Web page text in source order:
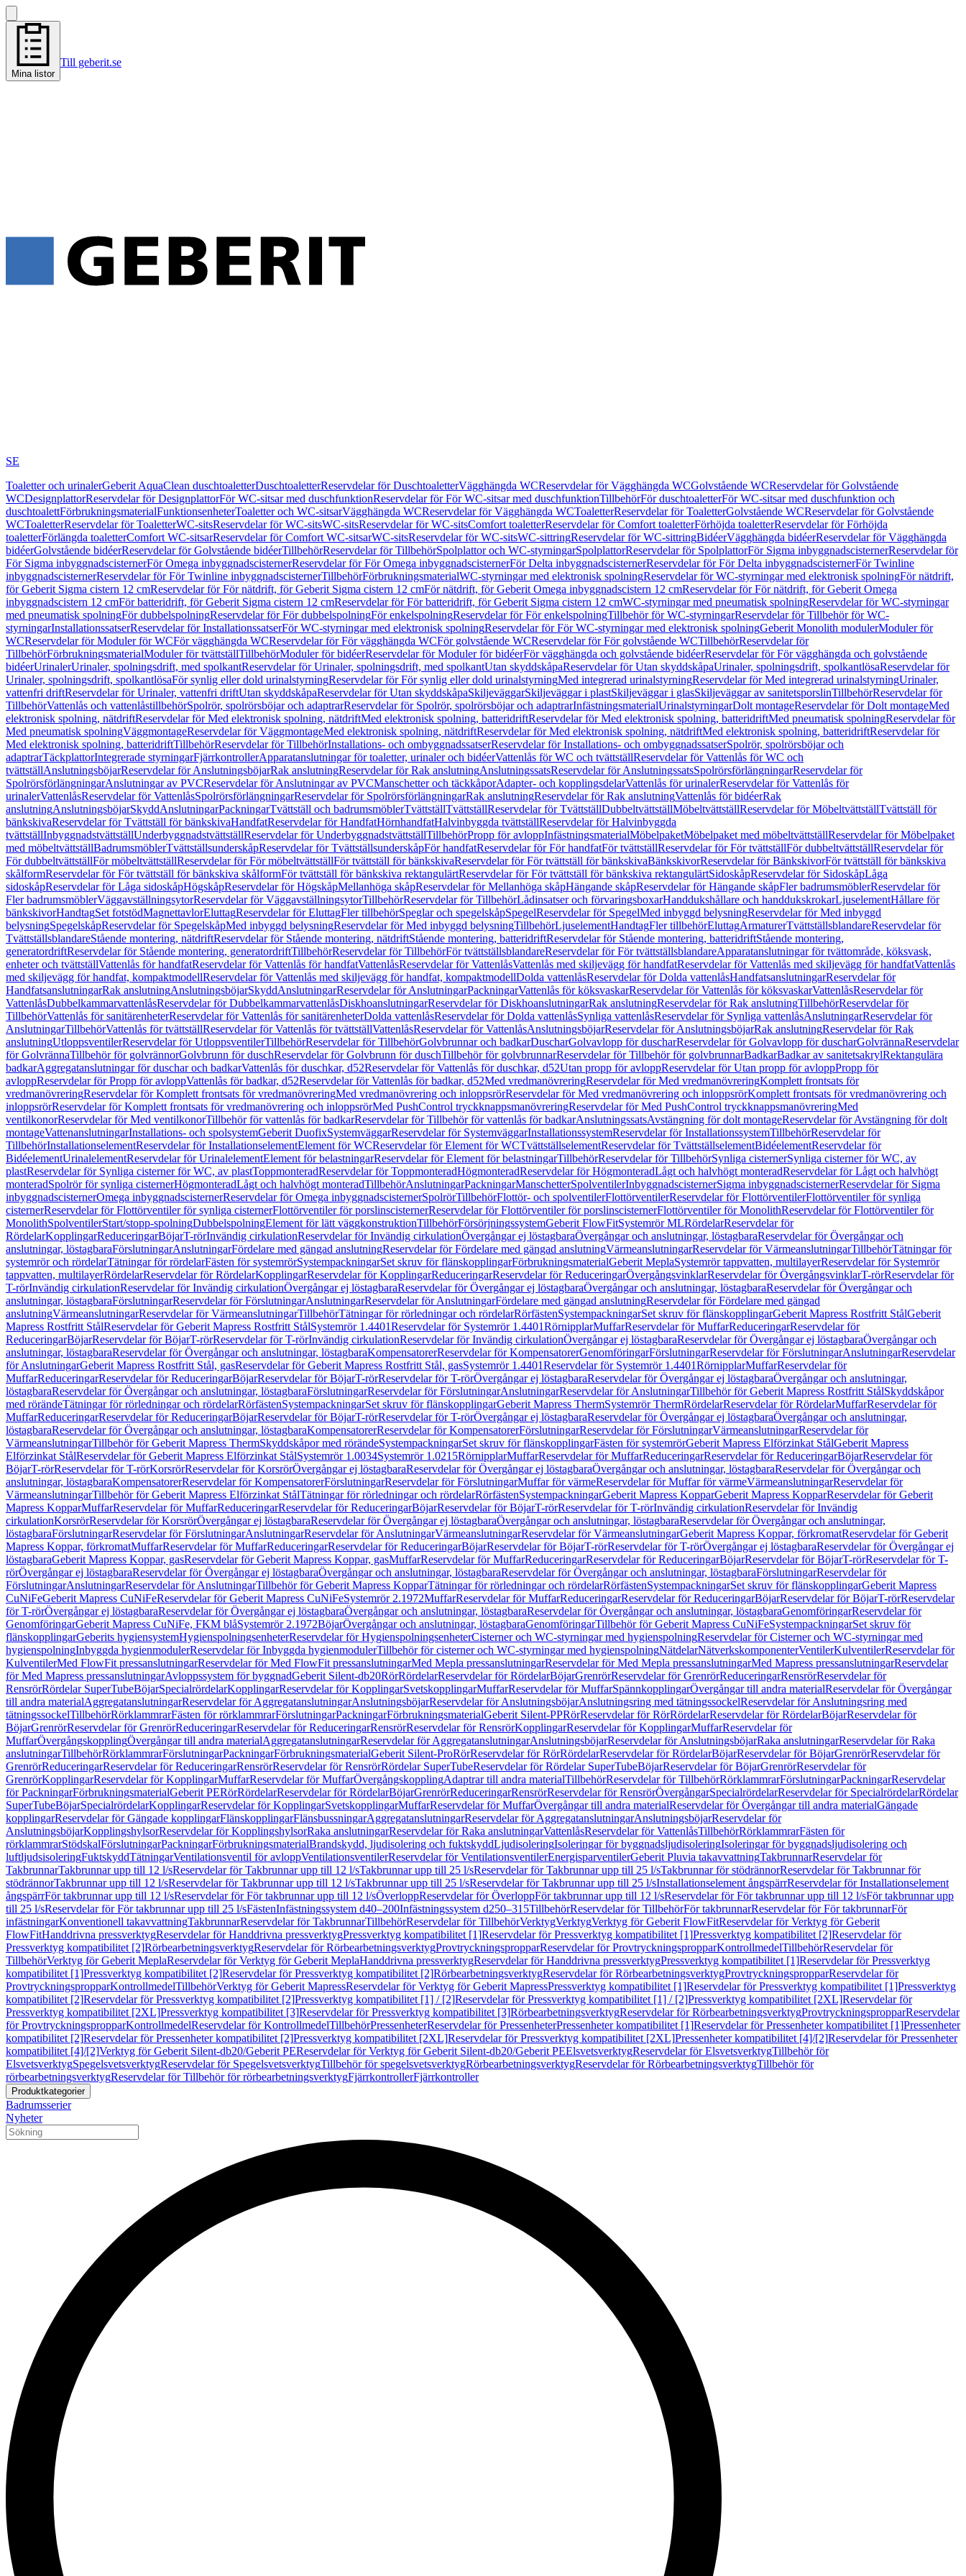
Mina listor
Till geberit.se
SE
Toaletter och urinalerGeberit AquaClean duschtoaletterDuschtoaletterReservdelar för DuschtoaletterVägghängda WCReservdelar för Vägghängda WCGolvstående WCReservdelar för Golvstående
WCDesignplattorReservdelar för DesignplattorFör WC-sitsar med duschfunktionReservdelar för För WC-sitsar med duschfunktionTillbehörFör duschtoaletterFör WC-sitsar med duschfunktion och
duschtoalettFörbrukningsmaterialFunktionsenheterToaletter och WC-sitsarVägghängda WCReservdelar för Vägghängda WCToaletterReservdelar för ToaletterGolvstående WCReservdelar för Golvstående
WCToaletterReservdelar för ToaletterWC-sitsReservdelar för WC-sitsWC-sitsReservdelar för WC-sitsComfort toaletterReservdelar för Comfort toaletterFörhöjda toaletterReservdelar för Förhöjda
toaletterFörlängda toaletterComfort WC-sitsarReservdelar för Comfort WC-sitsarWC-sitsReservdelar för WC-sitsWC-sittringReservdelar för WC-sittringBidéerVägghängda bidéerReservdelar för Vägghängda
bidéerGolvstående bidéerReservdelar för Golvstående bidéerTillbehörReservdelar för TillbehörSpolplattor och WC-styrningarSpolplattorReservdelar för SpolplattorFör Sigma inbyggnadscisternerReservdelar för
För Sigma inbyggnadscisternerFör Omega inbyggnadscisternerReservdelar för För Omega inbyggnadscisternerFör Delta inbyggnadscisternerReservdelar för För Delta inbyggnadscisternerFör Twinline
inbyggnadscisternerReservdelar för För Twinline inbyggnadscisternerTillbehörFörbrukningsmaterialWC-styrningar med elektronisk spolningReservdelar för WC-styrningar med elektronisk spolningFör nätdrift,
för Geberit Sigma cistern 12 cmReservdelar för För nätdrift, för Geberit Sigma cistern 12 cmFör nätdrift, för Geberit Omega inbyggnadscistern 12 cmReservdelar för För nätdrift, för Geberit Omega
inbyggnadscistern 12 cmFör batteridrift, för Geberit Sigma cistern 12 cmReservdelar för För batteridrift, för Geberit Sigma cistern 12 cmWC-styrningar med pneumatisk spolningReservdelar för WC-styrningar
med pneumatisk spolningFör dubbelspolningReservdelar för För dubbelspolningFör enkelspolningReservdelar för För enkelspolningTillbehör för WC-styrningarReservdelar för Tillbehör för WC-
styrningarInstallationssatserReservdelar för InstallationssatserFör WC-styrningar med elektronisk spolningReservdelar för För WC-styrningar med elektronisk spolningGeberit Monolith modulerModuler för
WCReservdelar för Moduler för WCFör vägghängda WCReservdelar för För vägghängda WCFör golvstående WCReservdelar för För golvstående WCTillbehörReservdelar för
TillbehörFörbrukningsmaterialModuler för tvättställTillbehörModuler för bidéerReservdelar för Moduler för bidéerFör vägghängda och golvstående bidéerReservdelar för För vägghängda och golvstående
bidéerUrinalerUrinaler, spolningsdrift, med spolkantReservdelar för Urinaler, spolningsdrift, med spolkantUtan skyddskåpaReservdelar för Utan skyddskåpaUrinaler, spolningsdrift, spolkantlösaReservdelar för
Urinaler, spolningsdrift, spolkantlösaFör synlig eller dold urinalstyrningReservdelar för För synlig eller dold urinalstyrningMed integrerad urinalstyrningReservdelar för Med integrerad urinalstyrningUrinaler,
vattenfri driftReservdelar för Urinaler, vattenfri driftUtan skyddskåpaReservdelar för Utan skyddskåpaSkiljeväggarSkiljeväggar i plastSkiljeväggar i glasSkiljeväggar av sanitetsporslinTillbehörReservdelar för
TillbehörVattenlås och vattenlåstillbehörSpolrör, spolrörsböjar och adaptrarReservdelar för Spolrör, spolrörsböjar och adaptrarInfästningsmaterialUrinalstyrningarDolt montageReservdelar för Dolt montageMed
elektronisk spolning, nätdriftReservdelar för Med elektronisk spolning, nätdriftMed elektronisk spolning, batteridriftReservdelar för Med elektronisk spolning, batteridriftMed pneumatisk spolningReservdelar för
Med pneumatisk spolningVäggmontageReservdelar för VäggmontageMed elektronisk spolning, nätdriftReservdelar för Med elektronisk spolning, nätdriftMed elektronisk spolning, batteridriftReservdelar för
Med elektronisk spolning, batteridriftTillbehörReservdelar för TillbehörInstallations- och ombyggnadssatserReservdelar för Installations- och ombyggnadssatserSpolrör, spolrörsböjar och
adaptrarTäckplattorIntegrerade styrningarFjärrkontrollerApparatanslutningar för toaletter, urinaler och bidéerVattenlås för WC och tvättställReservdelar för Vattenlås för WC och
tvättställAnslutningsböjarReservdelar för AnslutningsböjarRak anslutningReservdelar för Rak anslutningAnslutningssatsReservdelar för AnslutningssatsSpolrörsförlängningarReservdelar för
SpolrörsförlängningarAnslutningar av PVCReservdelar för Anslutningar av PVCManschetter och täckkåporAdapter- och kopplingsdelarVattenlås för urinalerReservdelar för Vattenlås för
urinalerVattenlåsReservdelar för VattenlåsSpolrörsförlängningarReservdelar för SpolrörsförlängningarRak anslutningReservdelar för Rak anslutningVattenlås för bidéerRak
anslutningAnslutningsböjarSkyddAnslutningarPackningarTvättställ och badrumsmöblerTvättställTvättställReservdelar för TvättställDubbeltvättställMöbeltvättställReservdelar för MöbeltvättställTvättställ för
bänkskivaReservdelar för Tvättställ för bänkskivaHandfatReservdelar för HandfatHörnhandfatHalvinbyggda tvättställReservdelar för Halvinbyggda
tvättställInbyggnadstvättställUnderbyggnadstvättställReservdelar för UnderbyggnadstvättställTillbehörPropp för avloppInfästningsmaterialMöbelpaketMöbelpaket med möbeltvättställReservdelar för Möbelpaket
med möbeltvättställBadrumsmöblerTvättställsunderskåpReservdelar för TvättställsunderskåpFör handfatReservdelar för För handfatFör tvättställReservdelar för För tvättställFör dubbeltvättställReservdelar för
För dubbeltvättställFör möbeltvättställReservdelar för För möbeltvättställFör tvättställ för bänkskivaReservdelar för För tvättställ för bänkskivaBänkskivorReservdelar för BänkskivorFör tvättställ för bänkskiva
skålformReservdelar för För tvättställ för bänkskiva skålformFör tvättställ för bänkskiva rektangulärtReservdelar för För tvättställ för bänkskiva rektangulärtSidoskåpReservdelar för SidoskåpLåga
sidoskåpReservdelar för Låga sidoskåpHögskåpReservdelar för HögskåpMellanhöga skåpReservdelar för Mellanhöga skåpHängande skåpReservdelar för Hängande skåpFler badrumsmöblerReservdelar för
Fler badrumsmöblerVäggavställningsytorReservdelar för VäggavställningsytorTillbehörReservdelar för TillbehörLådinsatser och förvaringsboxarHanddukshållare och handdukskrokarLjuselementHållare för
bänkskivorHandtagSet fotstödMagnettavlorEluttagReservdelar för EluttagFler tillbehörSpeglar och spegelskåpSpegelReservdelar för SpegelMed inbyggd belysningReservdelar för Med inbyggd
belysningSpegelskåpReservdelar för SpegelskåpMed inbyggd belysningReservdelar för Med inbyggd belysningTillbehörLjuselementHandtagFler tillbehörEluttagArmaturerTvättställsblandareReservdelar för
TvättställsblandareStående montering, nätdriftReservdelar för Stående montering, nätdriftStående montering, batteridriftReservdelar för Stående montering, batteridriftStående montering,
generatordriftReservdelar för Stående montering, generatordriftTillbehörReservdelar för TillbehörFör tvättställsblandareReservdelar för För tvättställsblandareApparatanslutningar för tvättområde, köksvask,
enheter och tvättställVattenlås för handfatReservdelar för Vattenlås för handfatVattenlåsReservdelar för VattenlåsVattenlås med skiljevägg för handfatReservdelar för Vattenlås med skiljevägg för handfatVattenlås
med skiljevägg för handfat, kompaktmodellReservdelar för Vattenlås med skiljevägg för handfat, kompaktmodellDolda vattenlåsReservdelar för Dolda vattenlåsHandfatsanslutningarReservdelar för
HandfatsanslutningarRak anslutningAnslutningsböjarSkyddAnslutningarReservdelar för AnslutningarPackningarVattenlås för köksvaskarReservdelar för Vattenlås för köksvaskarVattenlåsReservdelar för
VattenlåsDubbelkammarvattenlåsReservdelar för DubbelkammarvattenlåsDiskhoanslutningarReservdelar för DiskhoanslutningarRak anslutningReservdelar för Rak anslutningTillbehörReservdelar för
TillbehörVattenlås för sanitärenheterReservdelar för Vattenlås för sanitärenheterDolda vattenlåsReservdelar för Dolda vattenlåsSynliga vattenlåsReservdelar för Synliga vattenlåsAnslutningarReservdelar för
AnslutningarTillbehörVattenlås för tvättställReservdelar för Vattenlås för tvättställVattenlåsReservdelar för VattenlåsAnslutningsböjarReservdelar för AnslutningsböjarRak anslutningReservdelar för Rak
anslutningUtloppsventilerReservdelar för UtloppsventilerTillbehörReservdelar för TillbehörGolvbrunnar och badkarDuscharGolvavlopp för duscharReservdelar för Golvavlopp för duscharGolvrännaReservdelar
för GolvrännaTillbehör för golvrännorGolvbrunn för duschReservdelar för Golvbrunn för duschTillbehör för golvbrunnarReservdelar för Tillbehör för golvbrunnarBadkarBadkar av sanitetsakrylRektangulära
badkarAggregatanslutningar för duschar och badkarVattenlås för duschkar, d52Reservdelar för Vattenlås för duschkar, d52Utan propp för avloppReservdelar för Utan propp för avloppPropp för
avloppReservdelar för Propp för avloppVattenlås för badkar, d52Reservdelar för Vattenlås för badkar, d52Med vredmanövreringReservdelar för Med vredmanövreringKomplett frontsats för
vredmanövreringReservdelar för Komplett frontsats för vredmanövreringMed vredmanövrering och inloppsrörReservdelar för Med vredmanövrering och inloppsrörKomplett frontsats för vredmanövrering och
inloppsrörReservdelar för Komplett frontsats för vredmanövrering och inloppsrörMed PushControl tryckknappsmanövreringReservdelar för Med PushControl tryckknappsmanövreringMed
ventilkonorReservdelar för Med ventilkonorTillbehör för vattenlås för badkarReservdelar för Tillbehör för vattenlås för badkarAnslutningssatsAvstängning för dolt montageReservdelar för Avstängning för dolt
montageVattenanslutningarInstallations- och spolsystemGeberit DuofixSystemväggarReservdelar för SystemväggarInstallationssystemReservdelar för InstallationssystemTillbehörReservdelar för
TillbehörInstallationselementReservdelar för InstallationselementElement för WCReservdelar för Element för WCTvättställselementReservdelar för TvättställselementBidéelementReservdelar för
BidéelementUrinalelementReservdelar för UrinalelementElement för belastningarReservdelar för Element för belastningarTillbehörReservdelar för TillbehörSynliga cisternerSynliga cisterner för WC, av
plastReservdelar för Synliga cisterner för WC, av plastToppmonteradReservdelar för ToppmonteradHögmonteradReservdelar för HögmonteradLågt och halvhögt monteradReservdelar för Lågt och halvhögt
monteradSpolrör för synliga cisternerHögmonteradLågt och halvhögt monteradTillbehörAnslutningarPackningarManschetterSpolventilerInbyggnadscisternerSigma inbyggnadscisternerReservdelar för Sigma
inbyggnadscisternerOmega inbyggnadscisternerReservdelar för Omega inbyggnadscisternerSpolrörTillbehörFlottör- och spolventilerFlottörventilerReservdelar för FlottörventilerFlottörventiler för synliga
cisternerReservdelar för Flottörventiler för synliga cisternerFlottörventiler för porslinscisternerReservdelar för Flottörventiler för porslinscisternerFlottörventiler för MonolithReservdelar för Flottörventiler för
MonolithSpolventilerStart/stopp-spolningDubbelspolningElement för lätt väggkonstruktionTillbehörFörsörjningssystemGeberit FlowFitSystemrör MLRördelarReservdelar för
RördelarKopplingarReduceringarBöjarT-rörInvändig cirkulationReservdelar för Invändig cirkulationÖvergångar ej löstagbaraÖvergångar och anslutningar, löstagbaraReservdelar för Övergångar och
anslutningar, löstagbaraFörslutningarAnslutningarFördelare med gängad anslutningReservdelar för Fördelare med gängad anslutningVärmeanslutningarReservdelar för VärmeanslutningarTillbehörTätningar för
systemrör och rördelarTätningar för rördelarFästen för systemrörSystempackningarSet skruv för flänskopplingarFörbrukningsmaterialGeberit MeplaSystemrör tappvatten, multilayerReservdelar för Systemrör
tappvatten, multilayerRördelarReservdelar för RördelarKopplingarReservdelar för KopplingarReduceringarReservdelar för ReduceringarÖvergångsvinklarReservdelar för ÖvergångsvinklarT-rörReservdelar för
T-rörInvändig cirkulationReservdelar för Invändig cirkulationÖvergångar ej löstagbaraReservdelar för Övergångar ej löstagbaraÖvergångar och anslutningar, löstagbaraReservdelar för Övergångar och
anslutningar, löstagbaraFörslutningarReservdelar för FörslutningarAnslutningarReservdelar för AnslutningarFördelare med gängad anslutningReservdelar för Fördelare med gängad
anslutningVärmeanslutningarReservdelar för VärmeanslutningarTillbehörTätningar för rörledningar och rördelarRörfästenSystempackningarSet skruv för flänskopplingarGeberit Mapress Rostfritt StålGeberit
Mapress Rostfritt StålReservdelar för Geberit Mapress Rostfritt StålSystemrör 1.4401Reservdelar för Systemrör 1.4401RörnipplarMuffarReservdelar för MuffarReduceringarReservdelar för
ReduceringarBöjarReservdelar för BöjarT-rörReservdelar för T-rörInvändig cirkulationReservdelar för Invändig cirkulationÖvergångar ej löstagbaraReservdelar för Övergångar ej löstagbaraÖvergångar och
anslutningar, löstagbaraReservdelar för Övergångar och anslutningar, löstagbaraKompensatorerReservdelar för KompensatorerGenomföringarFörslutningarReservdelar för FörslutningarAnslutningarReservdelar
för AnslutningarGeberit Mapress Rostfritt Stål, gasReservdelar för Geberit Mapress Rostfritt Stål, gasSystemrör 1.4401Reservdelar för Systemrör 1.4401RörnipplarMuffarReservdelar för
MuffarReduceringarReservdelar för ReduceringarBöjarReservdelar för BöjarT-rörReservdelar för T-rörÖvergångar ej löstagbaraReservdelar för Övergångar ej löstagbaraÖvergångar och anslutningar,
löstagbaraReservdelar för Övergångar och anslutningar, löstagbaraFörslutningarReservdelar för FörslutningarAnslutningarReservdelar för AnslutningarTillbehör för Geberit Mapress Rostfritt StålSkyddskåpor
med rörändeTätningar för rörledningar och rördelarRörfästenSystempackningarSet skruv för flänskopplingarGeberit Mapress ThermSystemrör ThermRördelarReservdelar för RördelarMuffarReservdelar för
MuffarReduceringarReservdelar för ReduceringarBöjarReservdelar för BöjarT-rörReservdelar för T-rörÖvergångar ej löstagbaraReservdelar för Övergångar ej löstagbaraÖvergångar och anslutningar,
löstagbaraReservdelar för Övergångar och anslutningar, löstagbaraKompensatorerReservdelar för KompensatorerFörslutningarReservdelar för FörslutningarVärmeanslutningarReservdelar för
VärmeanslutningarTillbehör för Geberit Mapress ThermSkyddskåpor med rörändeSystempackningarSet skruv för flänskopplingarFästen för systemrörGeberit Mapress Elförzinkat StålGeberit Mapress
Elförzinkat StålReservdelar för Geberit Mapress Elförzinkat StålSystemrör 1.0034Systemrör 1.0215RörnipplarMuffarReservdelar för MuffarReduceringarReservdelar för ReduceringarBöjarReservdelar för
BöjarT-rörReservdelar för T-rörKorsrörReservdelar för KorsrörÖvergångar ej löstagbaraReservdelar för Övergångar ej löstagbaraÖvergångar och anslutningar, löstagbaraReservdelar för Övergångar och
anslutningar, löstagbaraKompensatorerReservdelar för KompensatorerFörslutningarReservdelar för FörslutningarMuffar för värmeReservdelar för Muffar för värmeVärmeanslutningarReservdelar för
VärmeanslutningarTillbehör för Geberit Mapress Elförzinkat StålTätningar för rörledningar och rördelarRörfästenSystempackningarGeberit Mapress KopparGeberit Mapress KopparReservdelar för Geberit
Mapress KopparMuffarReservdelar för MuffarReduceringarReservdelar för ReduceringarBöjarReservdelar för BöjarT-rörReservdelar för T-rörInvändig cirkulationReservdelar för Invändig
cirkulationKorsrörReservdelar för KorsrörÖvergångar ej löstagbaraReservdelar för Övergångar ej löstagbaraÖvergångar och anslutningar, löstagbaraReservdelar för Övergångar och anslutningar,
löstagbaraFörslutningarReservdelar för FörslutningarAnslutningarReservdelar för AnslutningarVärmeanslutningarReservdelar för VärmeanslutningarGeberit Mapress Koppar, förkromatReservdelar för Geberit
Mapress Koppar, förkromatMuffarReservdelar för MuffarReduceringarReservdelar för ReduceringarBöjarReservdelar för BöjarT-rörReservdelar för T-rörÖvergångar ej löstagbaraReservdelar för Övergångar ej
löstagbaraGeberit Mapress Koppar, gasReservdelar för Geberit Mapress Koppar, gasMuffarReservdelar för MuffarReduceringarReservdelar för ReduceringarBöjarReservdelar för BöjarT-rörReservdelar för T-
rörÖvergångar ej löstagbaraReservdelar för Övergångar ej löstagbaraÖvergångar och anslutningar, löstagbaraReservdelar för Övergångar och anslutningar, löstagbaraFörslutningarReservdelar för
FörslutningarAnslutningarReservdelar för AnslutningarTillbehör för Geberit Mapress KopparTätningar för rörledningar och rördelarRörfästenSystempackningarSet skruv för flänskopplingarGeberit Mapress
CuNiFeGeberit Mapress CuNiFeReservdelar för Geberit Mapress CuNiFeSystemrör 2.1972MuffarReservdelar för MuffarReduceringarReservdelar för ReduceringarBöjarReservdelar för BöjarT-rörReservdelar
för T-rörÖvergångar ej löstagbaraReservdelar för Övergångar ej löstagbaraÖvergångar och anslutningar, löstagbaraReservdelar för Övergångar och anslutningar, löstagbaraGenomföringarReservdelar för
GenomföringarGeberit Mapress CuNiFe, FKM blåSystemrör 2.1972BöjarÖvergångar och anslutningar, löstagbaraGenomföringarTillbehör för Geberit Mapress CuNiFeSystempackningarSet skruv för
flänskopplingarGeberits hygiensystemHygienspolningsenheterReservdelar för HygienspolningsenheterCisterner och WC-styrningar med hygienspolningReservdelar för Cisterner och WC-styrningar med
hygienspolningInbyggda hygienmodulerReservdelar för Inbyggda hygienmodulerTillbehör för cisterner och WC-styrningar med hygienspolningNätdelarNätverkskomponenterVentilerKulventilerReservdelar för
KulventilerMed FlowFit pressanslutningarReservdelar för Med FlowFit pressanslutningarMed Mepla pressanslutningarReservdelar för Med Mepla pressanslutningarMed Mapress pressanslutningarReservdelar
för Med Mapress pressanslutningarAvloppssystem för byggnadGeberit Silent-db20RörRördelarReservdelar för RördelarBöjarGrenrörReservdelar för GrenrörReduceringarRensrörReservdelar för
RensrörRördelar SuperTubeBöjarSpecialrördelarKopplingarReservdelar för KopplingarSvetskopplingarMuffarReservdelar för MuffarSpännkopplingarÖvergångar till andra materialReservdelar för Övergångar
till andra materialAggregatanslutningarReservdelar för AggregatanslutningarAnslutningsböjarReservdelar för AnslutningsböjarAnslutningsring med tätningssockelReservdelar för Anslutningsring med
tätningssockelTillbehörRörklammrarFästen för rörklammrarFörslutningarPackningarFörbrukningsmaterialGeberit Silent-PPRörReservdelar för RörRördelarReservdelar för RördelarBöjarReservdelar för
BöjarGrenrörReservdelar för GrenrörReduceringarReservdelar för ReduceringarRensrörReservdelar för RensrörKopplingarReservdelar för KopplingarMuffarReservdelar för
MuffarÖvergångskopplingÖvergångar till andra materialAggregatanslutningarReservdelar för AggregatanslutningarAnslutningsböjarReservdelar för AnslutningsböjarRaka anslutningarReservdelar för Raka
anslutningarTillbehörRörklammrarFörslutningarPackningarFörbrukningsmaterialGeberit Silent-ProRörReservdelar för RörRördelarReservdelar för RördelarBöjarReservdelar för BöjarGrenrörReservdelar för
GrenrörReduceringarReservdelar för ReduceringarRensrörReservdelar för RensrörRördelar SuperTubeReservdelar för Rördelar SuperTubeBöjarReservdelar för BöjarGrenrörReservdelar för
GrenrörKopplingarReservdelar för KopplingarMuffarReservdelar för MuffarÖvergångskopplingAdaptrar till andra materialTillbehörReservdelar för TillbehörRörklammrarFörslutningarPackningarReservdelar
för PackningarFörbrukningsmaterialGeberit PERörRördelarReservdelar för RördelarBöjarGrenrörReduceringarRensrörReservdelar för RensrörÖvergångarSpecialrördelarReservdelar för SpecialrördelarRördelar
SuperTubeBöjarSpecialrördelarKopplingarReservdelar för KopplingarSvetskopplingarMuffarReservdelar för MuffarÖvergångar till andra materialReservdelar för Övergångar till andra materialGängade
kopplingarReservdelar för Gängade kopplingarFlänskopplingarFlänsbussningarAggregatanslutningarReservdelar för AggregatanslutningarAnslutningsböjarReservdelar för
AnslutningsböjarKopplingshylsorReservdelar för KopplingshylsorRaka anslutningarReservdelar för Raka anslutningarVattenlåsReservdelar för VattenlåsTillbehörRörklammrarFästen för
rörklammrarStödskalFörslutningarPackningarFörbrukningsmaterialBrandskydd, ljudisolering och fuktskyddLjudisoleringIsoleringar för byggnadsljudisoleringIsoleringar för byggnadsljudisolering och
luftljudsisoleringFuktskyddTätningarVentilationsventil för avloppVentilationsventilerReservdelar för VentilationsventilerEnergisparventilerGeberit Pluvia takavvattningTakbrunnarReservdelar för
TakbrunnarTakbrunnar upp till 12 l/sReservdelar för Takbrunnar upp till 12 l/sTakbrunnar upp till 25 l/sReservdelar för Takbrunnar upp till 25 l/sTakbrunnar för stödrännorReservdelar för Takbrunnar för
stödrännorTakbrunnar upp till 12 l/sReservdelar för Takbrunnar upp till 12 l/sTakbrunnar upp till 25 l/sReservdelar för Takbrunnar upp till 25 l/sInstallationselement ångspärrReservdelar för Installationselement
ångspärrFör takbrunnar upp till 12 l/sReservdelar för För takbrunnar upp till 12 l/sÖverloppReservdelar för ÖverloppFör takbrunnar upp till 12 l/sReservdelar för För takbrunnar upp till 12 l/sFör takbrunnar upp
till 25 l/sReservdelar för För takbrunnar upp till 25 l/sFästenInfästningssystem d40–200Infästningssystem d250–315TillbehörReservdelar för TillbehörFör takbrunnarReservdelar för För takbrunnarFör
infästningarKonventionell takavvattningTakbrunnarReservdelar för TakbrunnarTillbehörReservdelar för TillbehörVerktygVerktygVerktyg för Geberit FlowFitReservdelar för Verktyg för Geberit
FlowFitHanddrivna pressverktygReservdelar för Handdrivna pressverktygPressverktyg kompatibilitet [1]Reservdelar för Pressverktyg kompatibilitet [1]Pressverktyg kompatibilitet [2]Reservdelar för
Pressverktyg kompatibilitet [2]RörbearbetningsverktygReservdelar för RörbearbetningsverktygProvtryckningspropparReservdelar för ProvtryckningspropparKontrollmedelTillbehörReservdelar för
TillbehörVerktyg för Geberit MeplaReservdelar för Verktyg för Geberit MeplaHanddrivna pressverktygReservdelar för Handdrivna pressverktygPressverktyg kompatibilitet [1]Reservdelar för Pressverktyg
kompatibilitet [1]Pressverktyg kompatibilitet [2]Reservdelar för Pressverktyg kompatibilitet [2]RörbearbetningsverktygReservdelar för RörbearbetningsverktygProvtryckningspropparReservdelar för
ProvtryckningspropparKontrollmedelTillbehörVerktyg för Geberit MapressReservdelar för Verktyg för Geberit MapressPressverktyg kompatibilitet [1]Reservdelar för Pressverktyg kompatibilitet [1]Pressverktyg
kompatibilitet [2]Reservdelar för Pressverktyg kompatibilitet [2]Pressverktyg kompatibilitet [1] / [2]Reservdelar för Pressverktyg kompatibilitet [1] / [2]Pressverktyg kompatibilitet [2XL]Reservdelar för
Pressverktyg kompatibilitet [2XL]Pressverktyg kompatibilitet [3]Reservdelar för Pressverktyg kompatibilitet [3]RörbearbetningsverktygReservdelar för RörbearbetningsverktygProvtryckningspropparReservdelar
för ProvtryckningspropparKontrollmedelReservdelar för KontrollmedelTillbehörPressenheterReservdelar för PressenheterPressenheter kompatibilitet [1]Reservdelar för Pressenheter kompatibilitet [1]Pressenheter
kompatibilitet [2]Reservdelar för Pressenheter kompatibilitet [2]Pressverktyg kompatibilitet [2XL]Reservdelar för Pressverktyg kompatibilitet [2XL]Pressenheter kompatibilitet [4]/[2]Reservdelar för Pressenheter
kompatibilitet [4]/[2]Verktyg för Geberit Silent-db20/Geberit PEReservdelar för Verktyg för Geberit Silent-db20/Geberit PEElsvetsverktygReservdelar för ElsvetsverktygTillbehör för
ElsvetsverktygSpegelsvetsverktygReservdelar för SpegelsvetsverktygTillbehör för spegelsvetsverktygRörbearbetningsverktygReservdelar för RörbearbetningsverktygTillbehör för
rörbearbetningsverktygReservdelar för Tillbehör för rörbearbetningsverktygFjärrkontrollerFjärrkontroller
Produktkategorier
Badrumsserier
Nyheter